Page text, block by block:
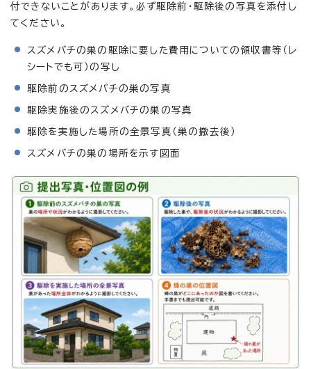
付できないことがあります。必ず駆除前・駆除後の写真を添付し
てください。
スズメバチの巣の駆除に要した費用についての領収書等（レ
シートでも可）の写し
駆除前のスズメバチの巣の写真
駆除実施後のスズメバチの巣の写真
駆除を実施した場所の全景写真（巣の撤去後）
スズメバチの巣の場所を示す図面